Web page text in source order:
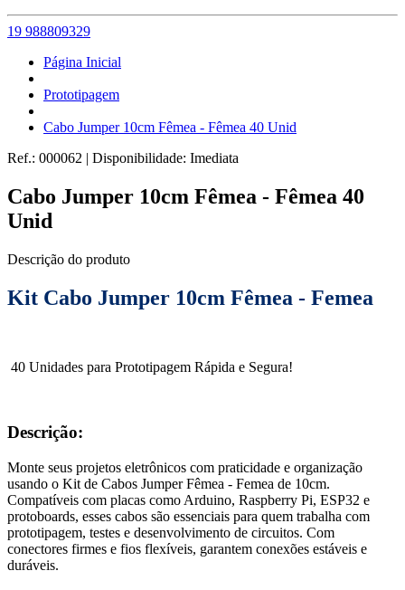
19 988809329
Página Inicial
Prototipagem
Cabo Jumper 10cm Fêmea - Fêmea 40 Unid
Ref.: 000062 | Disponibilidade: Imediata
Cabo Jumper 10cm Fêmea - Fêmea 40
Unid
Descrição do produto
Kit Cabo Jumper 10cm Fêmea - Femea
40 Unidades para Prototipagem Rápida e Segura!
Descrição:
Monte seus projetos eletrônicos com praticidade e organização
usando o Kit de Cabos Jumper Fêmea - Femea de 10cm.
Compatíveis com placas como Arduino, Raspberry Pi, ESP32 e
protoboards, esses cabos são essenciais para quem trabalha com
prototipagem, testes e desenvolvimento de circuitos. Com
conectores firmes e fios flexíveis, garantem conexões estáveis e
duráveis.